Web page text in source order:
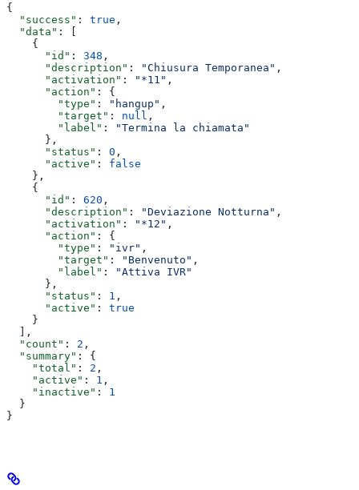
{
  "success"
: true ,
  "data"
: [
    {
      "id"
: 348 ,
      "description"
: "Chiusura Temporanea" ,
      "activation"
: "*11" ,
      "action"
: {
        "type"
: "hangup" ,
        "target"
: null ,
        "label"
:
"Termina la chiamata"
      },
      "status"
: 0 ,
      "active"
: false
    },
    {
      "id"
: 620 ,
      "description"
: "Deviazione Notturna" ,
      "activation"
: "*12" ,
      "action"
: {
        "type"
: "ivr" ,
        "target"
: "Benvenuto" ,
        "label"
:
"Attiva IVR"
      },
      "status"
: 1 ,
      "active"
: true
    }
  ],
  "count"
: 2 ,
  "summary"
: {
    "total"
: 2 ,
    "active"
: 1 ,
    "inactive"
: 1
  }
}